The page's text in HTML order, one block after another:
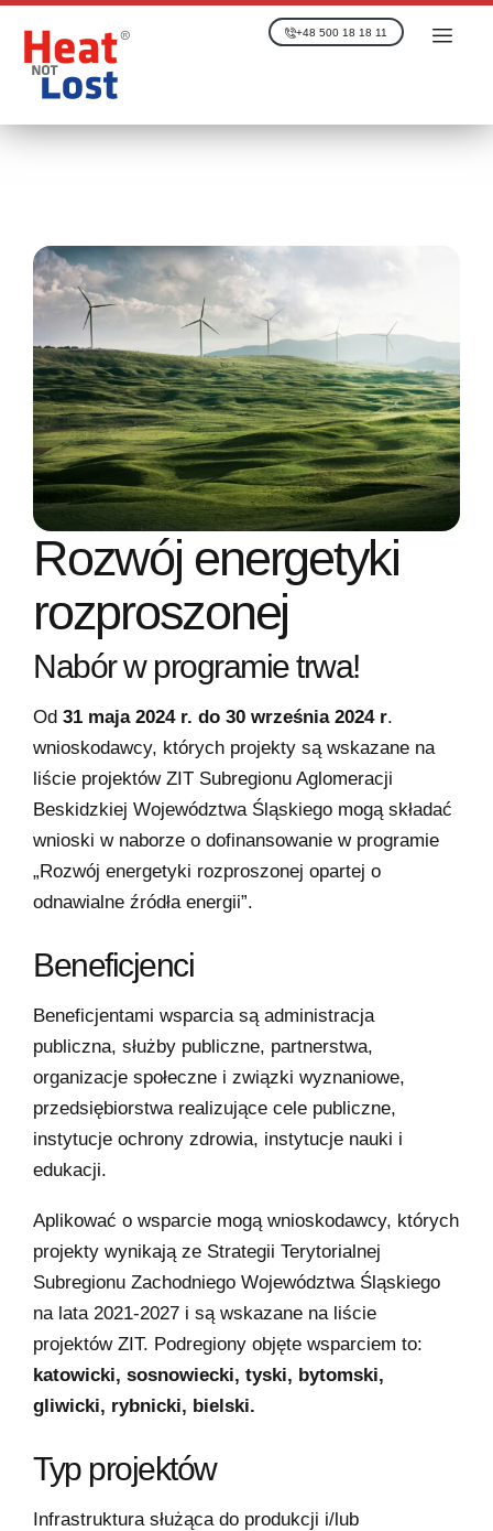
+48 500 18 18 11
Rozwój energetyki
rozproszonej
Nabór w programie trwa!
Od 31 maja 2024 r. do 30 września 2024 r.
wnioskodawcy, których projekty są wskazane na
liście projektów ZIT Subregionu Aglomeracji
Beskidzkiej Województwa Śląskiego mogą składać
wnioski w naborze o dofinansowanie w programie
„Rozwój energetyki rozproszonej opartej o
odnawialne źródła energii”.
Beneficjenci
Beneficjentami wsparcia są administracja
publiczna, służby publiczne, partnerstwa,
organizacje społeczne i związki wyznaniowe,
przedsiębiorstwa realizujące cele publiczne,
instytucje ochrony zdrowia, instytucje nauki i
edukacji.
Aplikować o wsparcie mogą wnioskodawcy, których
projekty wynikają ze Strategii Terytorialnej
Subregionu Zachodniego Województwa Śląskiego
na lata 2021-2027 i są wskazane na liście
projektów ZIT. Podregiony objęte wsparciem to:
katowicki, sosnowiecki, tyski, bytomski,
gliwicki, rybnicki, bielski.
Typ projektów
Infrastruktura służąca do produkcji i/lub